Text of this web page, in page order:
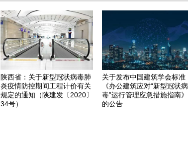
陕西省：关于新型冠状病毒肺
炎疫情防控期间工程计价有关
规定的通知（陕建发〔2020〕
34号）
关于发布中国建筑学会标准
《办公建筑应对“新型冠状病
毒”运行管理应急措施指南》
的公告